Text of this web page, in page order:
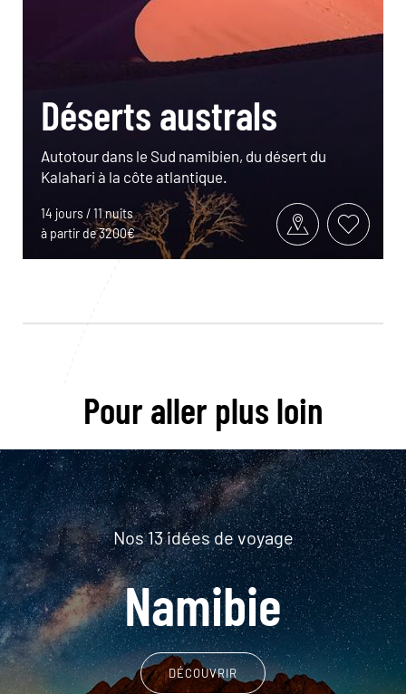
Déserts australs
Autotour dans le Sud namibien, du désert du
Kalahari à la côte atlantique.
14 jours / 11 nuits
à partir de 3200€
Pour aller plus loin
Nos 13 idées de voyage
Namibie
DÉCOUVRIR